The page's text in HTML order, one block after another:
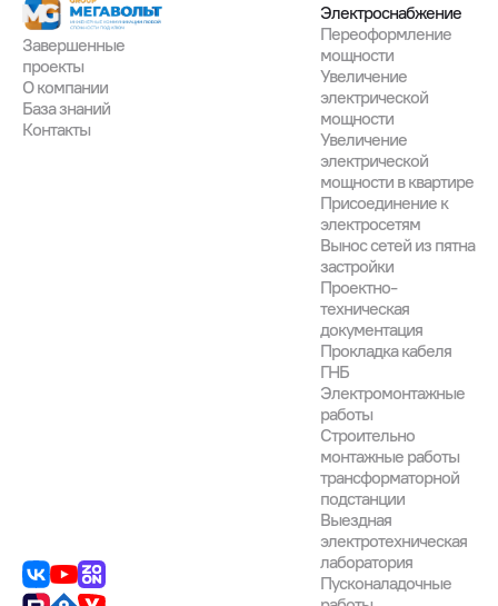
Завершенные
проекты
О компании
База знаний
Контакты
Электроснабжение
Переоформление
мощности
Увеличение
электрической
мощности
Увеличение
электрической
мощности в квартире
Присоединение к
электросетям
Вынос сетей из пятна
застройки
Проектно-
техническая
документация
Прокладка кабеля
ГНБ
Электромонтажные
работы
Строительно
монтажные работы
трансформаторной
подстанции
Выездная
электротехническая
лаборатория
Пусконаладочные